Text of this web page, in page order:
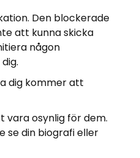
Den blockerade
att kunna skicka
någon
dig kommer att
vara osynlig för dem.
se din biografi eller